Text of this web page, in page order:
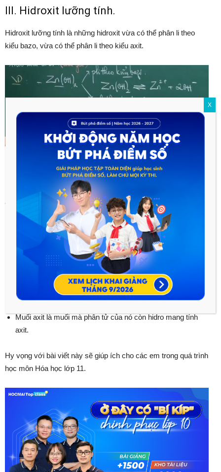
III. Hidroxit lưỡng tính.
Hidroxit lưỡng tính là những hidroxit vừa có thể phân li theo
kiểu bazo, vừa có thể phân li theo kiểu axit.
Muối là chất khi tan trong nước phân li ra cation kim loại hoặc
amoni (NH4+) và anion gốc axit.
Hấu hết muối đều là chất điện li mạnh (phân li hoàn toàn trong
Phân loại muối:
Muối trung hòa là muối mà phân tử của nó không còn hidro
Muối axit là muối mà phân tử của nó còn hidro mang tính
axit.
Hy vọng với bài viết này sẽ giúp ích cho các em trong quá trình
học môn Hóa học lớp 11.
X